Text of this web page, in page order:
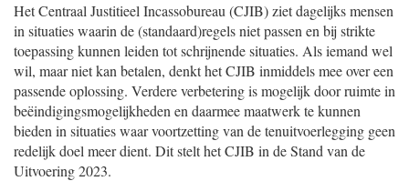
Het Centraal Justitieel Incassobureau (CJIB) ziet dagelijks mensen
in situaties waarin de (standaard)regels niet passen en bij strikte
toepassing kunnen leiden tot schrijnende situaties. Als iemand wel
wil, maar niet kan betalen, denkt het CJIB inmiddels mee over een
passende oplossing. Verdere verbetering is mogelijk door ruimte in
beëindigingsmogelijkheden en daarmee maatwerk te kunnen
bieden in situaties waar voortzetting van de tenuitvoerlegging geen
redelijk doel meer dient. Dit stelt het CJIB in de Stand van de
Uitvoering 2023.